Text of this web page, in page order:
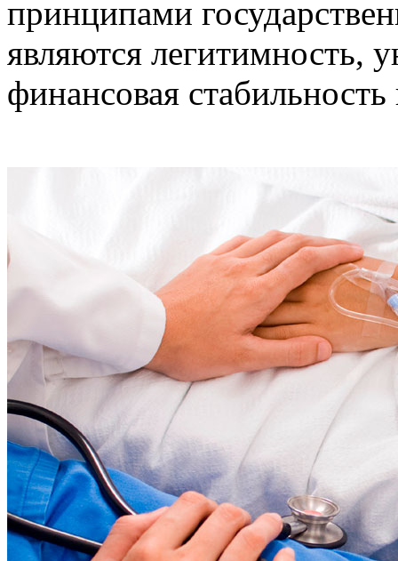
принципами
являются легитимность,
финансовая